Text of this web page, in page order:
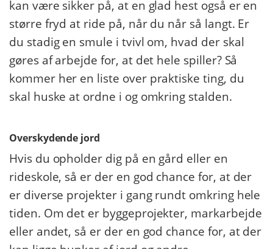
kan være sikker på, at en glad hest også er en
større fryd at ride på, når du når så langt. Er
du stadig en smule i tvivl om, hvad der skal
gøres af arbejde for, at det hele spiller? Så
kommer her en liste over praktiske ting, du
skal huske at ordne i og omkring stalden.
Overskydende jord
Hvis du opholder dig på en gård eller en
rideskole, så er der en god chance for, at der
er diverse projekter i gang rundt omkring hele
tiden. Om det er byggeprojekter, markarbejde
eller andet, så er der en god chance for, at der